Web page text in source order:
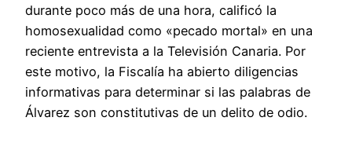
durante poco más de una hora, calificó la
homosexualidad como «pecado mortal» en una
reciente entrevista a la Televisión Canaria. Por
este motivo, la Fiscalía ha abierto diligencias
informativas para determinar si las palabras de
Álvarez son constitutivas de un delito de odio.